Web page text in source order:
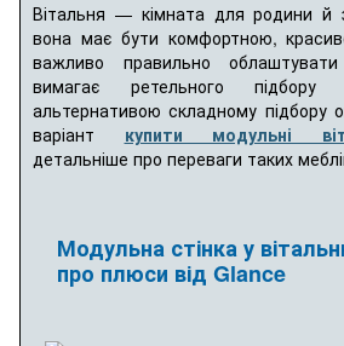
Вітальня — кімната для родини й
вона має бути комфортною,
важливо правильно
вимагає ретельного підбору
альтернативою складному підбору
варіант купити модульні
детальніше про переваги таких
Модульна стінка у
про плюси від Glance